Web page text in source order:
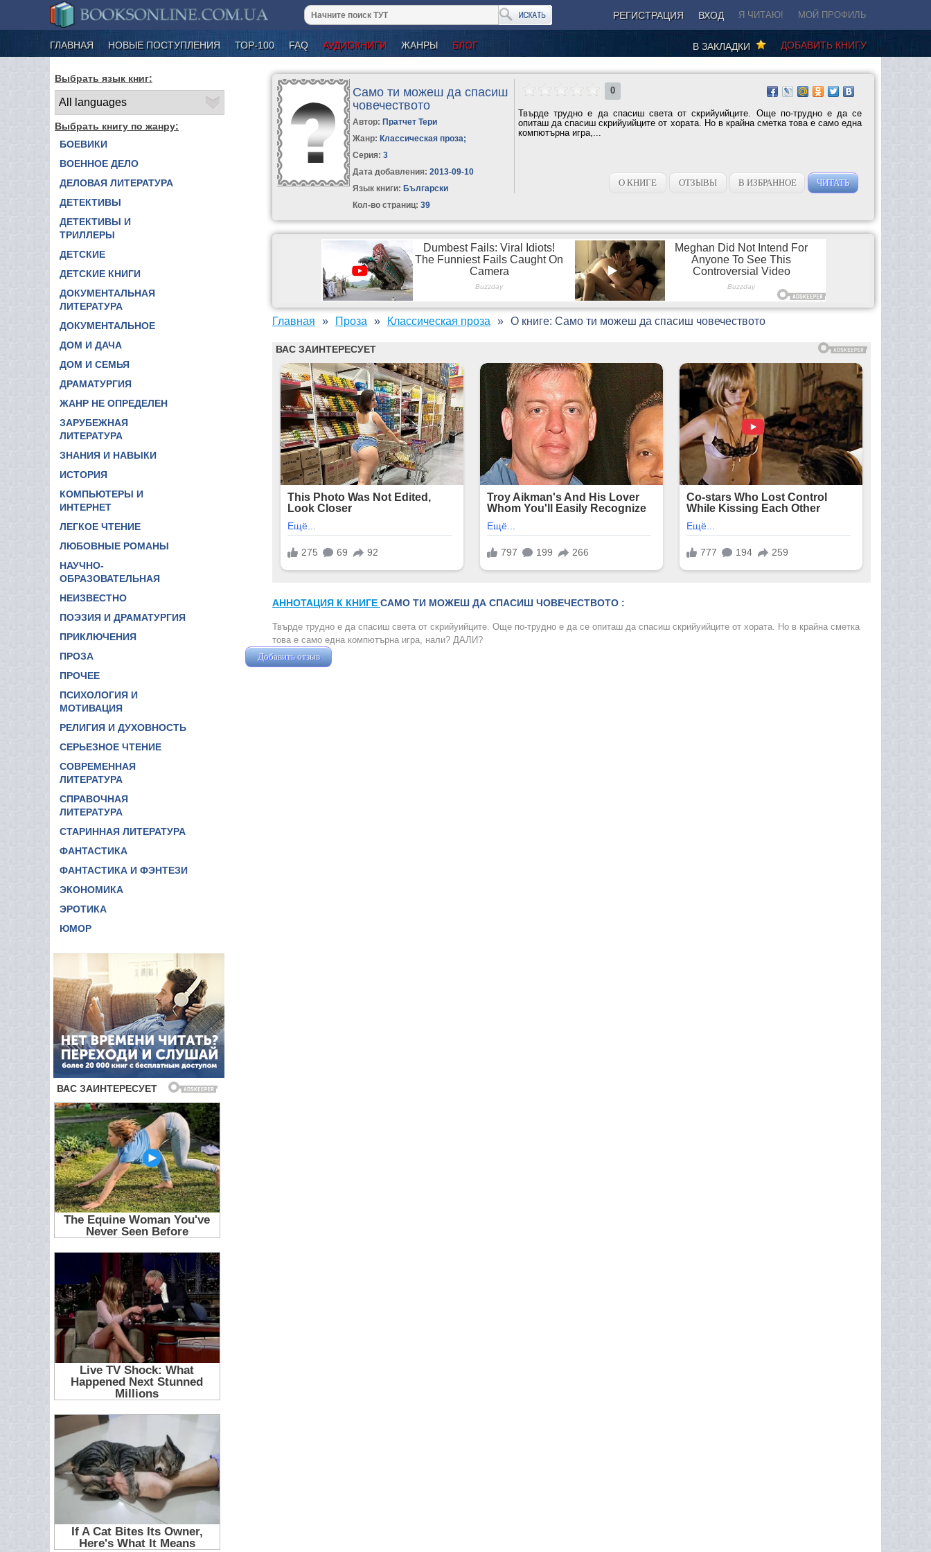
РЕГИСТРАЦИЯ ВХОД Я ЧИТАЮ! МОЙ ПРОФИЛЬ
ГЛАВНАЯ НОВЫЕ ПОСТУПЛЕНИЯ ТОР-100 FAQ АУДИОКНИГИ ЖАНРЫ БЛОГ ДОБАВИТЬ КНИГУ
В ЗАКЛАДКИ
Выбрать язык книг:
Выбрать книгу по жанру:
БОЕВИКИ
ВОЕННОЕ ДЕЛО
ДЕЛОВАЯ ЛИТЕРАТУРА
ДЕТЕКТИВЫ
ДЕТЕКТИВЫ И
ТРИЛЛЕРЫ
ДЕТСКИЕ
ДЕТСКИЕ КНИГИ
ДОКУМЕНТАЛЬНАЯ
ЛИТЕРАТУРА
ДОКУМЕНТАЛЬНОЕ
ДОМ И ДАЧА
ДОМ И СЕМЬЯ
ДРАМАТУРГИЯ
ЖАНР НЕ ОПРЕДЕЛЕН
ЗАРУБЕЖНАЯ
ЛИТЕРАТУРА
ЗНАНИЯ И НАВЫКИ
ИСТОРИЯ
КОМПЬЮТЕРЫ И
ИНТЕРНЕТ
ЛЕГКОЕ ЧТЕНИЕ
ЛЮБОВНЫЕ РОМАНЫ
НАУЧНО-
ОБРАЗОВАТЕЛЬНАЯ
НЕИЗВЕСТНО
ПОЭЗИЯ И ДРАМАТУРГИЯ
ПРИКЛЮЧЕНИЯ
ПРОЗА
ПРОЧЕЕ
ПСИХОЛОГИЯ И
МОТИВАЦИЯ
РЕЛИГИЯ И ДУХОВНОСТЬ
СЕРЬЕЗНОЕ ЧТЕНИЕ
СОВРЕМЕННАЯ
ЛИТЕРАТУРА
СПРАВОЧНАЯ
ЛИТЕРАТУРА
СТАРИННАЯ ЛИТЕРАТУРА
ФАНТАСТИКА
ФАНТАСТИКА И ФЭНТЕЗИ
ЭКОНОМИКА
ЭРОТИКА
ЮМОР
Само ти можеш да спасиш
човечеството
Автор: Пратчет Тери
Жанр: Классическая проза;
Серия:3
Дата добавления: 2013-09-10
Язык книги: Български
Кол-во страниц: 39
0
Твърде трудно е да спасиш света от скрийуийците. Още по-трудно е да се
опиташ да спасиш скрийуийците от хората. Но в крайна сметка това е само една
компютърна игра,...
О КНИГЕ ОТЗЫВЫ В ИЗБРАННОЕ ЧИТАТЬ
Главная Проза Классическая проза О книге: Само ти можеш да спасиш човечеството
АННОТАЦИЯ К КНИГЕ САМО ТИ МОЖЕШ ДА СПАСИШ ЧОВЕЧЕСТВОТО :
Твърде трудно е да спасиш света от скрийуийците. Още по-трудно е да се опиташ да спасиш скрийуийците от хората. Но в крайна сметка
това е само една компютърна игра, нали? ДАЛИ?
Добавить отзыв